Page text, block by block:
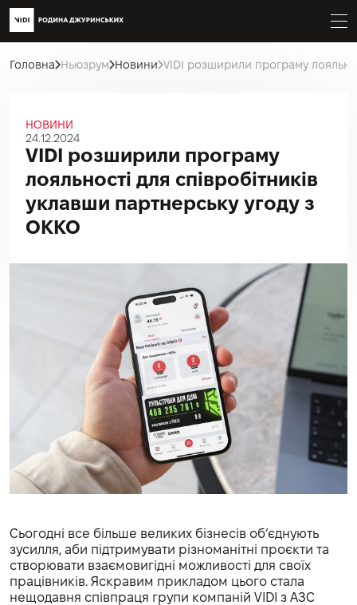
Головна Ньюзрум Новини VIDI розширили програму
НОВИНИ
24.12.2024
VIDI розширили програму
лояльності для співробітників
уклавши партнерську угоду з
ОККО
Сьогодні все більше великих бізнесів об’єднують
зусилля, аби підтримувати різноманітні проєкти та
створювати взаємовигідні можливості для своїх
працівників. Яскравим прикладом цього стала
нещодавня співпраця групи компаній VIDI з АЗС